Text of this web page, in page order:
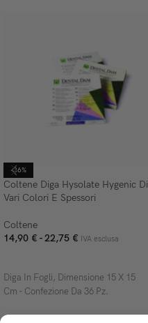
-36%
Coltene Diga Hysolate Hygenic Di
Vari Colori E Spessori
Coltene
14,90 € -22,75 € IVA esclusa
Diga In Fogli, Dimensione 15 X 15
Cm - Confezione Da 36 Pz.